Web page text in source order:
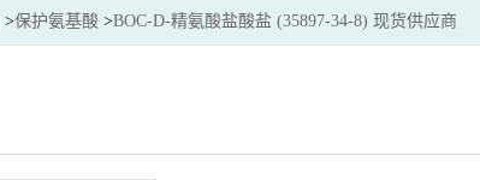
>保护氨基酸 >BOC-D-精氨酸盐酸盐 (35897-34-8) 现货供应商